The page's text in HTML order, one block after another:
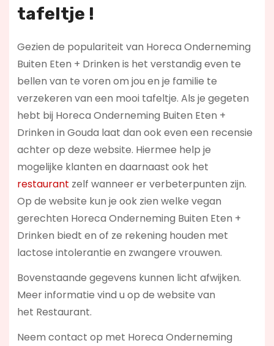
tafeltje !
Gezien de populariteit van Horeca Onderneming
Buiten Eten + Drinken is het verstandig even te
bellen van te voren om jou en je familie te
verzekeren van een mooi tafeltje. Als je gegeten
hebt bij Horeca Onderneming Buiten Eten +
Drinken in Gouda laat dan ook even een recensie
achter op deze website. Hiermee help je
mogelijke klanten en daarnaast ook het
restaurant zelf wanneer er verbeterpunten zijn.
Op de website kun je ook zien welke vegan
gerechten Horeca Onderneming Buiten Eten +
Drinken biedt en of ze rekening houden met
lactose intolerantie en zwangere vrouwen.
Bovenstaande gegevens kunnen licht afwijken.
Meer informatie vind u op de website van
het Restaurant.
Neem contact op met Horeca Onderneming